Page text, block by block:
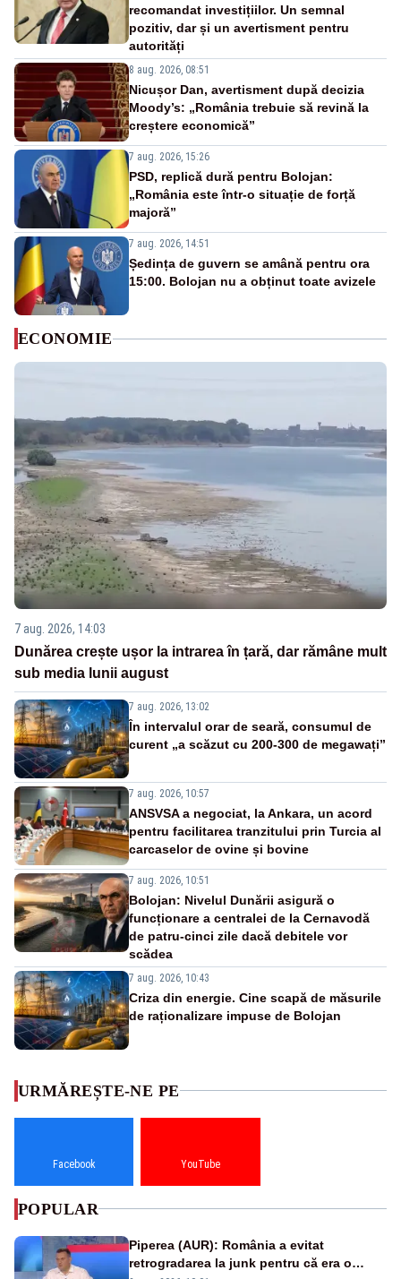
recomandat investițiilor. Un semnal
pozitiv, dar și un avertisment pentru
autorități
8 aug. 2026, 08:51
Nicușor Dan, avertisment după decizia
Moody’s: „România trebuie să revină la
creștere economică”
7 aug. 2026, 15:26
PSD, replică dură pentru Bolojan:
„România este într-o situație de forță
majoră”
7 aug. 2026, 14:51
Ședința de guvern se amână pentru ora
15:00. Bolojan nu a obținut toate avizele
ECONOMIE
7 aug. 2026, 14:03
Dunărea crește ușor la intrarea în țară, dar rămâne mult
sub media lunii august
7 aug. 2026, 13:02
În intervalul orar de seară, consumul de
curent „a scăzut cu 200-300 de megawați”
7 aug. 2026, 10:57
ANSVSA a negociat, la Ankara, un acord
pentru facilitarea tranzitului prin Turcia al
carcaselor de ovine și bovine
7 aug. 2026, 10:51
Bolojan: Nivelul Dunării asigură o
funcționare a centralei de la Cernavodă
de patru-cinci zile dacă debitele vor
scădea
7 aug. 2026, 10:43
Criza din energie. Cine scapă de măsurile
de raționalizare impuse de Bolojan
URMĂREȘTE-NE PE
Facebook YouTube
POPULAR
Piperea (AUR): România a evitat
retrogradarea la junk pentru că era o